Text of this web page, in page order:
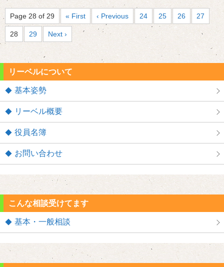
Page 28 of 29 « First ‹ Previous 24 25 26 27
28 29 Next ›
リーベルについて
基本姿勢
リーベル概要
役員名簿
お問い合わせ
こんな相談受けてます
基本・一般相談